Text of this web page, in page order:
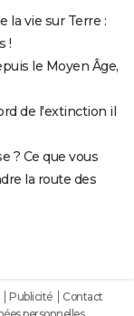
la vie sur Terre :
!
le Moyen Âge,
de l'extinction il
? Ce que vous
la route des
Publicité
Contact